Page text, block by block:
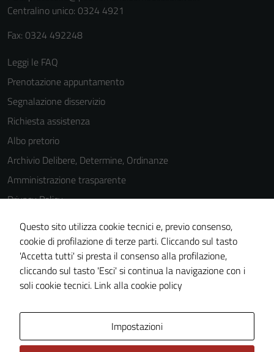
Centralino unico: 0324 4921
Fax: 0324 492248
Leggi le FAQ
Prenotazione appuntamento
Segnalazione disservizio
Richiesta assistenza
Albo pretorio
Archivio Delibere, Determine, Ordinanze
Amministrazione trasparente
Privacy Policy
Cookie Policy
Note legali
Dichiarazione di accessibilità
Piano di miglioramento del sito
Questo sito utilizza cookie tecnici e, previo consenso,
cookie di profilazione di terze parti. Cliccando sul tasto
'Accetta tutti' si presta il consenso alla profilazione,
cliccando sul tasto 'Esci' si continua la navigazione con i
soli cookie tecnici. Link alla cookie policy
Impostazioni